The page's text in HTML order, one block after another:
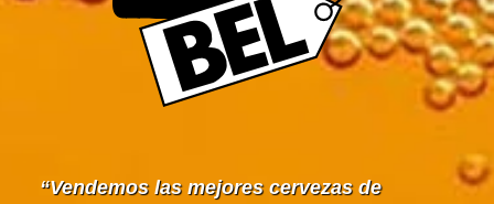
Vendemos las mejores cervezas de